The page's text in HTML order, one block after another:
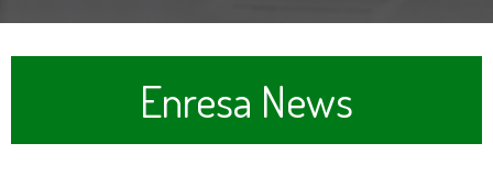
Enresa News